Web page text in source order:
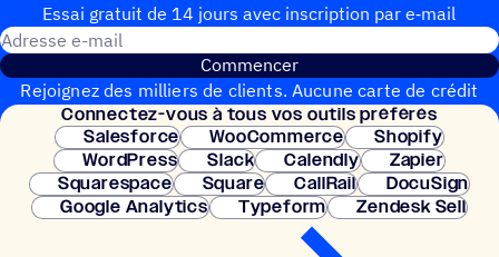
Essai gratuit de 14 jours avec inscrip­tion par e‑mail
Commencer
Rejoignez des milliers de clients. Aucune carte de crédit
nécessaire. Configuration instantanée.
Connec­tez-vous à tous vos outils préférés
Salesforce
WooCommerce
Shopify
WordPress
Slack Calendly
Zapier
Squarespace
Square CallRail
DocuSign
Google Analytics
Typeform Zendesk Sell